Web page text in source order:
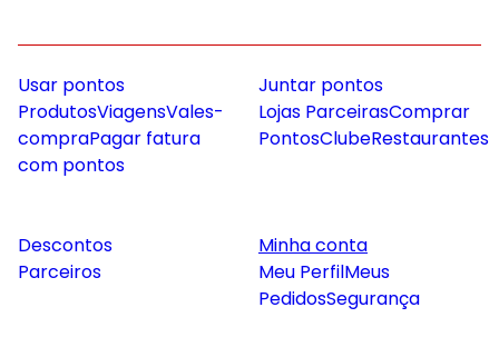
Usar pontos
ProdutosViagensVales-
compraPagar fatura
com pontos
Juntar pontos
Lojas ParceirasComprar
PontosClubeRestaurantes
Descontos
Parceiros
Minha conta
Meu PerfilMeus
PedidosSegurança